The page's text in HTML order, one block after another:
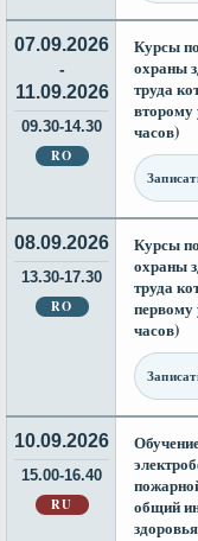
07.09.2026
-
11.09.2026
09.30-14.30
RO
Курсы
охраны
труда
второму
часов)
08.09.2026
13.30-17.30
RO
Курсы
охраны
труда
первому
часов)
10.09.2026
15.00-16.40
RU
общий